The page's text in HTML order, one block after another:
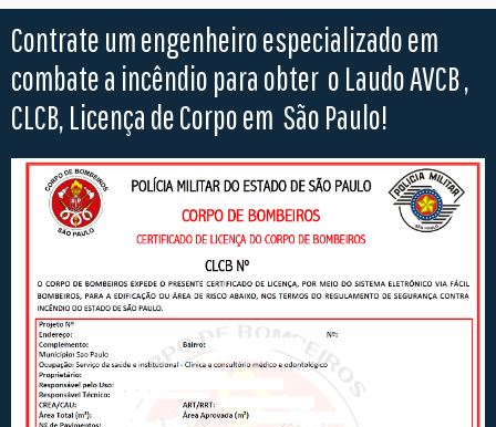
Contrate um engenheiro especializado em
combate a incêndio para obter o Laudo AVCB ,
CLCB, Licença de Corpo em São Paulo!